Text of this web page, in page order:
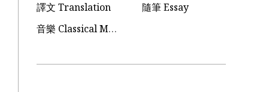
譯文 Translation
隨筆 Essay
音樂 Classical Music